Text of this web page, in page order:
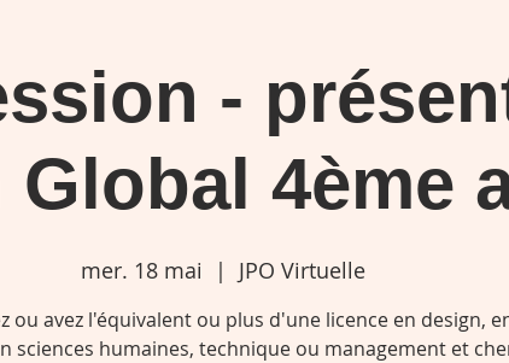
-
Global 4ème
mer. 18 mai
  |
JPO Virtuelle
ou avez l'équivalent ou plus d'une licence en design,
sciences humaines, technique ou management et